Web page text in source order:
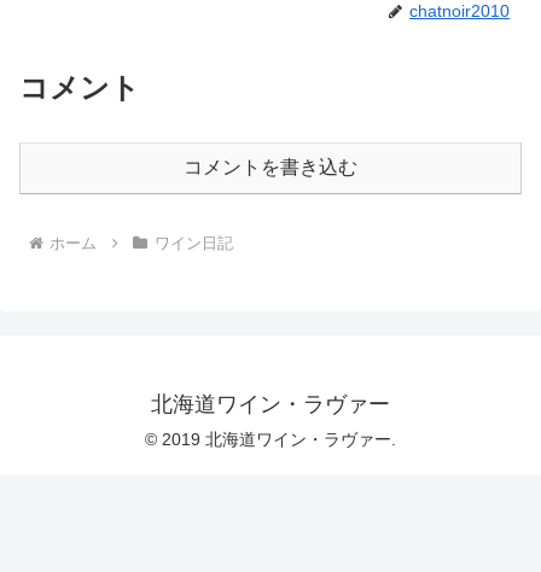
chatnoir2010
コメント
コメントを書き込む
ホーム ワイン日記
北海道ワイン・ラヴァー
© 2019 北海道ワイン・ラヴァー.